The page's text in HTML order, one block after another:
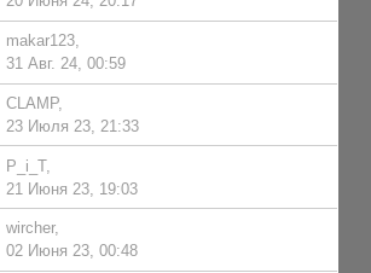
makar123,
31 Авг. 24, 00:59
CLAMP,
23 Июля 23, 21:33
P_i_T,
21 Июня 23, 19:03
wircher,
02 Июня 23, 00:48